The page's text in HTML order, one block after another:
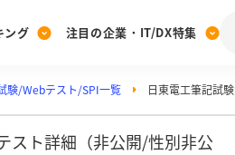
[27卒] 本選考体験記投稿キャン
ング
みんなのDX企業就職ブランド調査
注目の企業・IT/DX特集
注目の企業特集
験/Webテスト/SPI一覧 日東電工筆記試
ト詳細（非公開/性別非公